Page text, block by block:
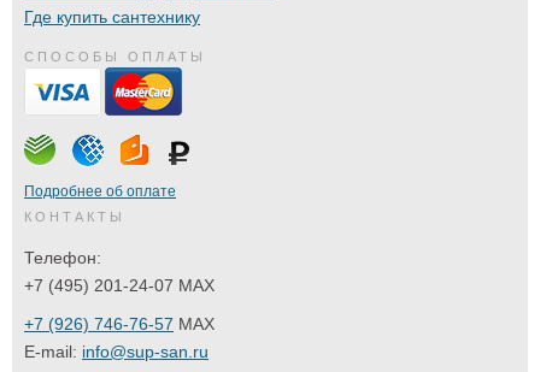
Где купить сантехнику
СПОСОБЫ ОПЛАТЫ
Подробнее об оплате
КОНТАКТЫ
Телефон:
+7 (495) 201-24-07 MAX
+7 (926) 746-76-57 MAX
E-mail: info@sup-san.ru